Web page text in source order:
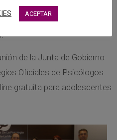
forma parte de las
el COPCLM en beneficio de
de la Junta de Gobierno
Oficiales de Psicólogos
gratuita para adolescentes
ACEPTAR